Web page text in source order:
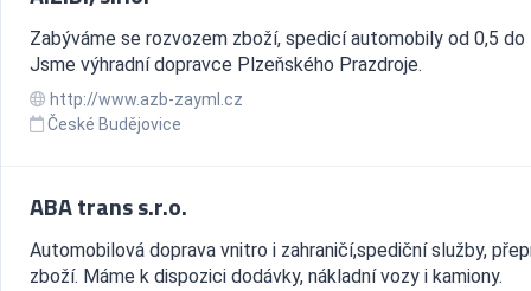
Zabýváme se rozvozem zboží, spedicí automobily od 0,5 do
Jsme výhradní dopravce Plzeňského Prazdroje.
http://www.azb-zayml.cz
České Budějovice
ABA trans s.r.o.
Automobilová doprava vnitro i zahraničí,spediční služby,
zboží. Máme k dispozici dodávky, nákladní vozy i kamiony.